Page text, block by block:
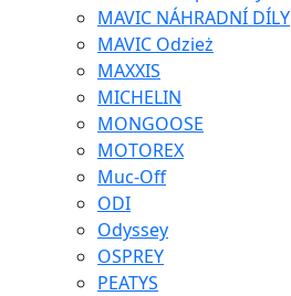
MAVIC NÁHRADNÍ DÍLY
MAVIC Odzież
MAXXIS
MICHELIN
MONGOOSE
MOTOREX
Muc-Off
ODI
Odyssey
OSPREY
PEATYS